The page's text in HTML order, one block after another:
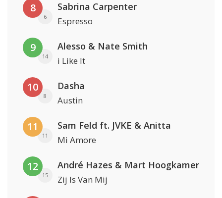
8
6
Sabrina Carpenter
Espresso
9
14
Alesso & Nate Smith
i Like It
10
8
Dasha
Austin
11
11
Sam Feld ft. JVKE & Anitta
Mi Amore
12
15
André Hazes & Mart Hoogkamer
Zij Is Van Mij